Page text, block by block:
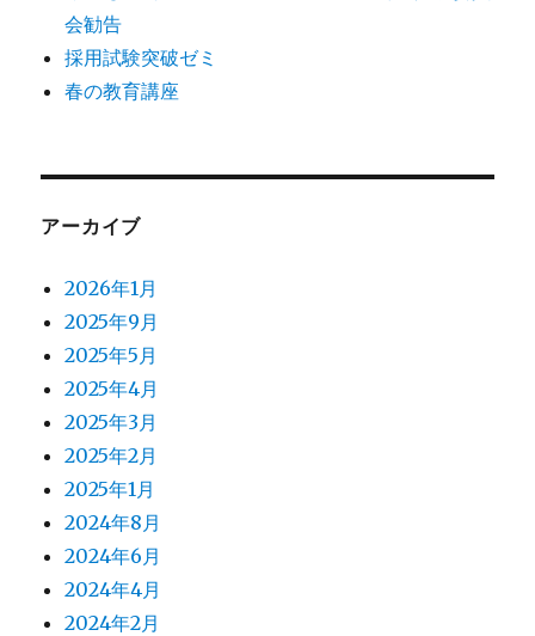
会勧告
採用試験突破ゼミ
春の教育講座
アーカイブ
2026年1月
2025年9月
2025年5月
2025年4月
2025年3月
2025年2月
2025年1月
2024年8月
2024年6月
2024年4月
2024年2月